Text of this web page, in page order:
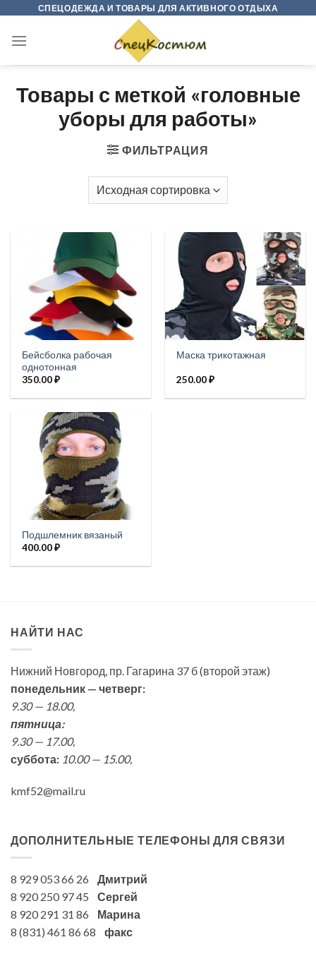
content
СПЕЦОДЕЖДА И ТОВАРЫ ДЛЯ АКТИВНОГО ОТДЫХА
Товары с меткой «головные
уборы для работы»
ФИЛЬТРАЦИЯ
Бейсболка рабочая
однотонная
350.00₽
Маска трикотажная
250.00₽
Подшлемник вязаный
400.00₽
НАЙТИ НАС
Нижний Новгород, пр. Гагарина 37 б (второй этаж)
понедельник — четверг:
9.30 — 18.00,
пятница:
9.30 — 17.00,
суббота: 10.00 — 15.00,
kmf52@mail.ru
ДОПОЛНИТЕЛЬНЫЕ ТЕЛЕФОНЫ ДЛЯ СВЯЗИ
8 929 053 66 26 Дмитрий
8 920 250 97 45 Сергей
8 920 291 31 86 Марина
8 (831) 461 86 68 факс